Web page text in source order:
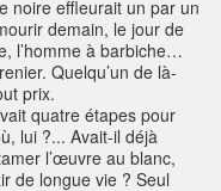
noire effleurait un par un
demain, le jour de
l’homme à barbiche…
Quelqu’un de là-
à tout prix.
quatre étapes pour
lui ?... Avait-il déjà
l’œuvre au blanc,
de longue vie ? Seul